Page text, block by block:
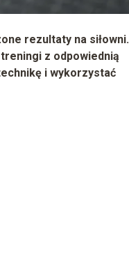
rezultaty na siłowni.
z odpowiednią
i wykorzystać